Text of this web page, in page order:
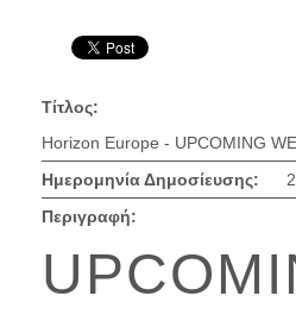
Τίτλος:
Horizon Europe - UPCOMING
Ημερομηνία Δημοσίευσης:
Περιγραφή: